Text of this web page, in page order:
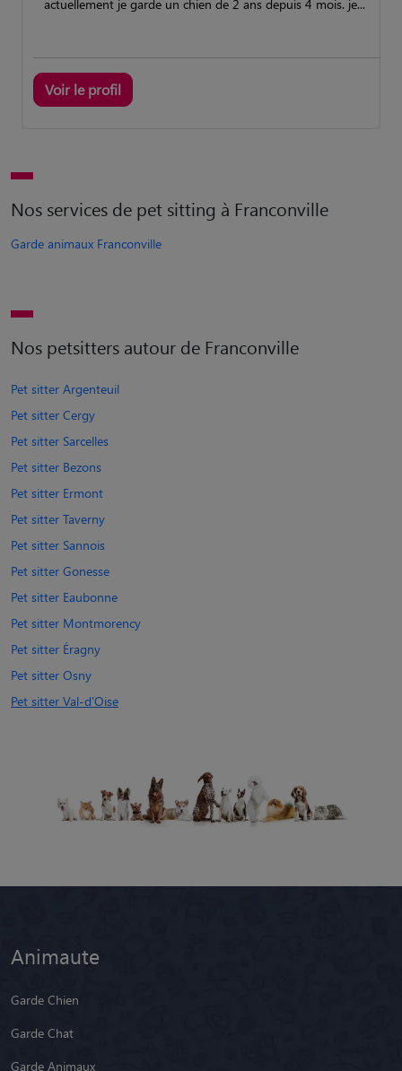
actuellement je garde un chien de 2 ans depuis 4 mois. je...
Voir le profil
Nos services de pet sitting à Franconville
Garde animaux Franconville
Nos petsitters autour de Franconville
Pet sitter Argenteuil
Pet sitter Cergy
Pet sitter Sarcelles
Pet sitter Bezons
Pet sitter Ermont
Pet sitter Taverny
Pet sitter Sannois
Pet sitter Gonesse
Pet sitter Eaubonne
Pet sitter Montmorency
Pet sitter Éragny
Pet sitter Osny
Pet sitter Val-d'Oise
Animaute
Garde Chien
Garde Chat
Garde Animaux